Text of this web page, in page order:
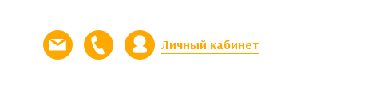
Напишите нам письмо
Позвоните намЛичный кабинет